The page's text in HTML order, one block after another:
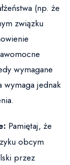
(np. że
związku
wymagane
wymaga jednak
Pamiętaj, że
obcym
przez